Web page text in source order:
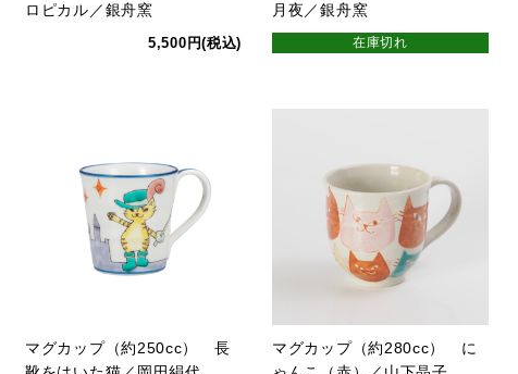
ロピカル／銀舟窯
5,500円(税込)
月夜／銀舟窯
在庫切れ
マグカップ（約250cc） 長
マグカップ（約280cc） に